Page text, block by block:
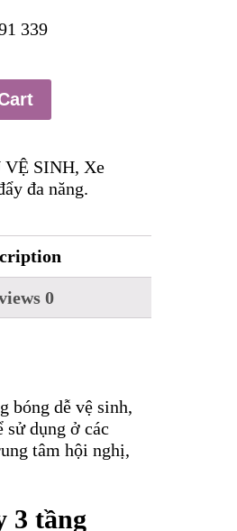
339
VỆ SINH, Xe
đa năng.
0
bóng dễ vệ sinh,
sử dụng ở các
tâm hội nghị,
3 tầng